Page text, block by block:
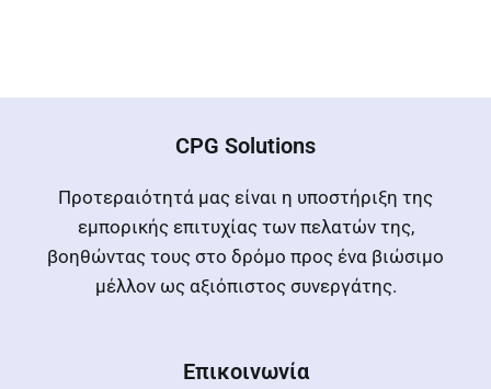
CPG Solutions
Προτεραιότητά μας είναι η υποστήριξη της
εμπορικής επιτυχίας των πελατών της,
βοηθώντας τους στο δρόμο προς ένα βιώσιμο
μέλλον ως αξιόπιστος συνεργάτης.
Επικοινωνία